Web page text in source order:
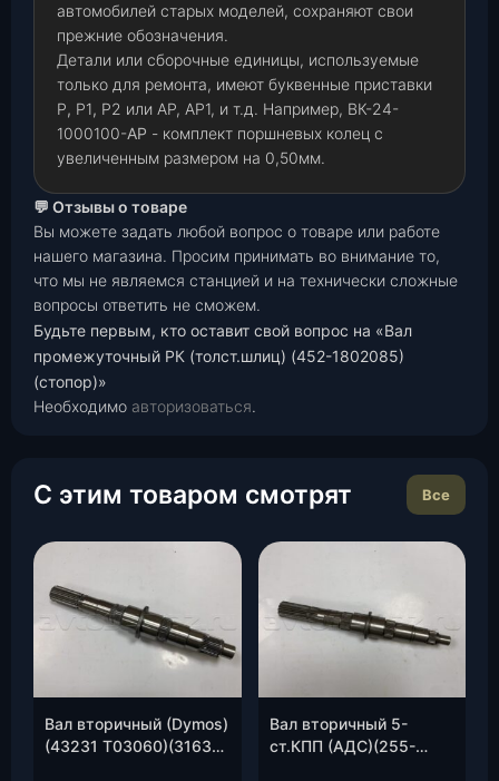
автомобилей старых моделей, сохраняют свои
прежние обозначения.
Детали или сборочные единицы, используемые
только для ремонта, имеют буквенные приставки
Р, Р1, Р2 или АР, АР1, и т.д. Например, ВК-24-
1000100-АР - комплект поршневых колец с
увеличенным размером на 0,50мм.
💬 Отзывы о товаре
Вы можете задать любой вопрос о товаре или работе
нашего магазина. Просим принимать во внимание то,
что мы не являемся станцией и на технически сложные
вопросы ответить не сможем.
Будьте первым, кто оставит свой вопрос на «Вал
промежуточный РК (толст.шлиц) (452-1802085)
(стопор)»
Необходимо авторизоваться.
С этим товаром смотрят Все
Вал вторичный (Dymos)
(43231 Т03060)(3163-
Вал вторичный 5-
ст.КПП (АДС)(255-